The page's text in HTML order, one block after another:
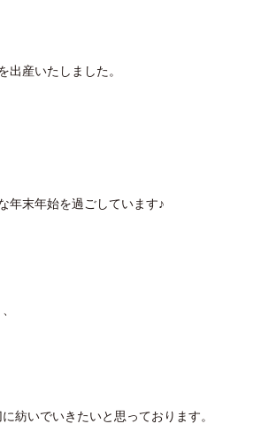
出産いたしました。
年末年始を過ごしています♪
紡いでいきたいと思っております。